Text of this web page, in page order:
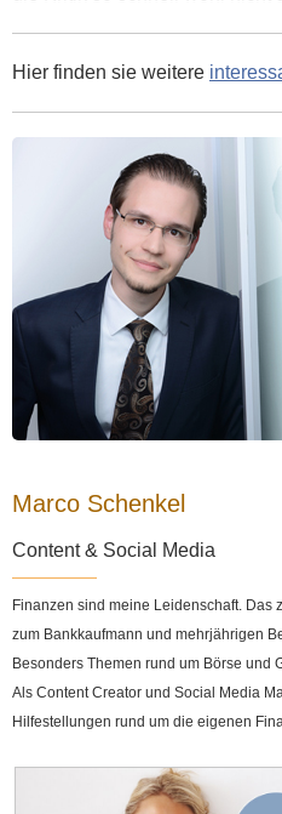
Hier finden sie weitere
Marco Schenkel
Content & Social Media
Finanzen sind meine Leidenschaft. Das
zum Bankkaufmann und mehrjährigen
Besonders Themen rund um Börse und
Als Content Creator und Social Media
Hilfestellungen rund um die eigenen